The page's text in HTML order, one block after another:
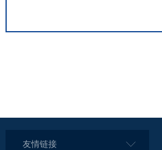
友情链接